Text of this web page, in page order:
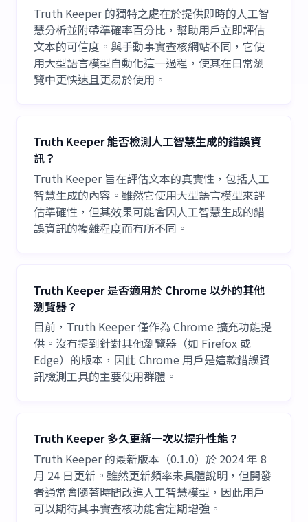
Truth Keeper 的獨特之處在於提供即時的人工智
慧分析並附帶準確率百分比，幫助用戶立即評估
文本的可信度。與手動事實查核網站不同，它使
用大型語言模型自動化這一過程，使其在日常瀏
覽中更快速且更易於使用。
Truth Keeper 能否檢測人工智慧生成的錯誤資
訊？
Truth Keeper 旨在評估文本的真實性，包括人工
智慧生成的內容。雖然它使用大型語言模型來評
估準確性，但其效果可能會因人工智慧生成的錯
誤資訊的複雜程度而有所不同。
Truth Keeper 是否適用於 Chrome 以外的其他
瀏覽器？
目前，Truth Keeper 僅作為 Chrome 擴充功能提
供。沒有提到針對其他瀏覽器（如 Firefox 或
Edge）的版本，因此 Chrome 用戶是這款錯誤資
訊檢測工具的主要使用群體。
Truth Keeper 多久更新一次以提升性能？
Truth Keeper 的最新版本（0.1.0）於 2024 年 8
月 24 日更新。雖然更新頻率未具體說明，但開發
者通常會隨著時間改進人工智慧模型，因此用戶
可以期待其事實查核功能會定期增強。